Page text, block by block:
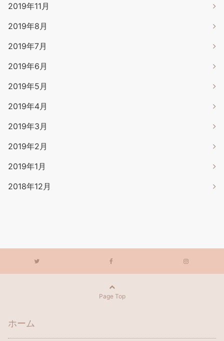
2019年11月
2019年8月
2019年7月
2019年6月
2019年5月
2019年4月
2019年3月
2019年2月
2019年1月
2018年12月
Page Top
ホーム